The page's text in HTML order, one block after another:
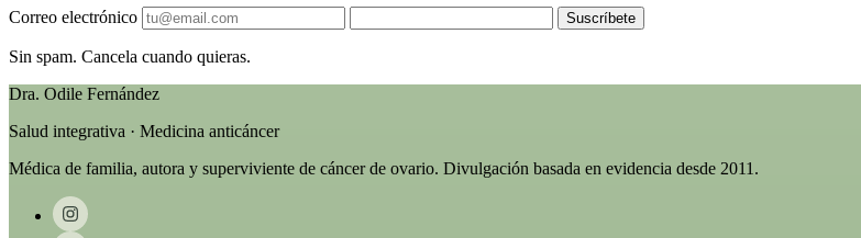
Correo electrónico Suscríbete
Sin spam. Cancela cuando quieras.
Dra. Odile Fernández
Salud integrativa · Medicina anticáncer
Médica de familia, autora y superviviente de cáncer de ovario. Divulgación basada en evidencia desde 2011.